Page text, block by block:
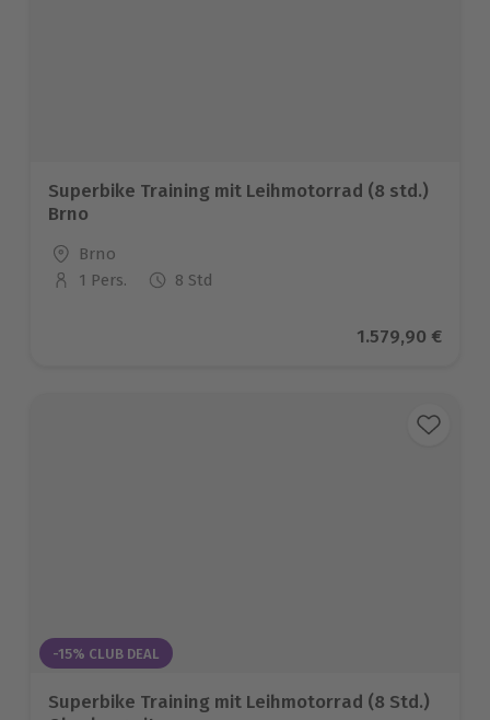
Superbike Training mit Leihmotorrad (8 std.)
Brno
Standort
Brno
Anzahl der Teilnehmer
1 Pers. 8 Std
Aktueller Preis
1.579,90 €
-15% CLUB DEAL
Superbike Training mit Leihmotorrad (8 Std.)